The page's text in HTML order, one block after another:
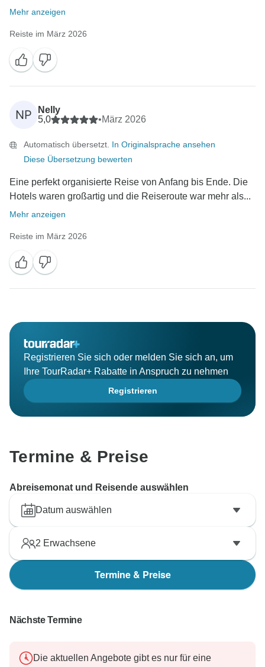
Mehr anzeigen
Reiste im März 2026
NP
Nelly
5,0
•März 2026
Automatisch übersetzt. In Originalsprache ansehen
Diese Übersetzung bewerten
Eine perfekt organisierte Reise von Anfang bis Ende. Die
Hotels waren großartig und die Reiseroute war mehr als...
Mehr anzeigen
Reiste im März 2026
Registrieren Sie sich oder melden Sie sich an, um
Ihre TourRadar+ Rabatte in Anspruch zu nehmen
Registrieren
Termine & Preise
Abreisemonat und Reisende auswählen
Datum auswählen
2 Erwachsene
Termine & Preise
Nächste Termine
Die aktuellen Angebote gibt es nur für eine